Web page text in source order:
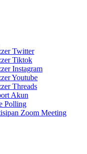
Twitter
Tiktok
Instagram
Youtube
Threads
Akun
Polling
Zoom Meeting